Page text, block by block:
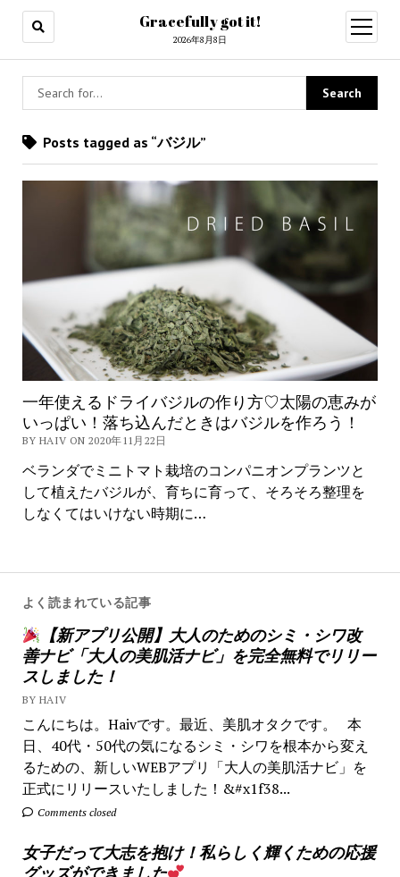
Gracefully got it!
2026年8月8日
open
menu
よく読まれている記事
【新アプリ公開】大人のためのシミ・シワ改
善ナビ「大人の美肌活ナビ」を完全無料でリリー
スしました！
BY HAIV
こんにちは。Haivです。最近、美肌オタクです。 本
日、40代・50代の気になるシミ・シワを根本から変え
るための、新しいWEBアプリ「大人の美肌活ナビ」を
正式にリリースいたしました！&#x1f38...
Comments closed
女子だって大志を抱け！私らしく輝くための応援
グッズができました
Posts tagged as “バジル”
一年使えるドライバジルの作り方♡太陽の恵みが
いっぱい！落ち込んだときはバジルを作ろう！
BY HAIV ON 2020年11月22日
ベランダでミニトマト栽培のコンパニオンプランツと
して植えたバジルが、育ちに育って、そろそろ整理を
しなくてはいけない時期に…